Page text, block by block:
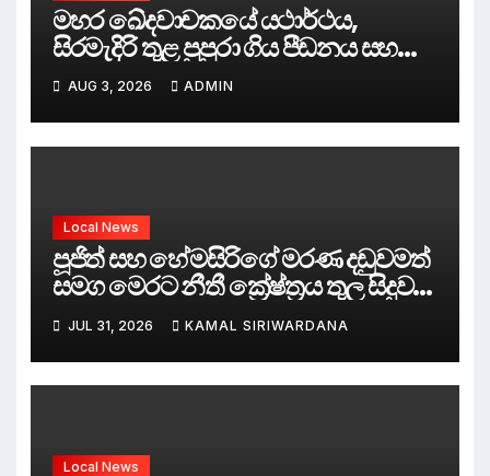
මහර ඛේදවාචකයේ යථාර්ථය,
සිරමැදිරි තුළ පුපුරා ගිය පීඩනය සහ
පලිගැනීමේ දේශපාලනය
AUG 3, 2026 ADMIN
Local News
පූජිත් සහ හේමසිරිගේ මරණ දඩුවමත්
සමග මෙරට නීතී ක්‍රේෂ්ත්‍රය තුල සිදුව
ඇත්තේ කුමක්ද ?
JUL 31, 2026 KAMAL SIRIWARDANA
Local News